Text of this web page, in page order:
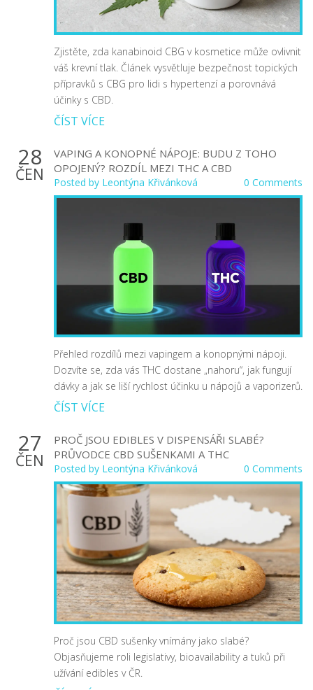
Zjistěte, zda kanabinoid CBG v kosmetice může ovlivnit
váš krevní tlak. Článek vysvětluje bezpečnost topických
přípravků s CBG pro lidi s hypertenzí a porovnává
účinky s CBD.
ČÍST VÍCE
28
ČEN
VAPING A KONOPNÉ NÁPOJE: BUDU Z TOHO
OPOJENÝ? ROZDÍL MEZI THC A CBD
Posted by Leontýna Křivánková 0 Comments
Přehled rozdílů mezi vapingem a konopnými nápoji.
Dozvíte se, zda vás THC dostane „nahoru“, jak fungují
dávky a jak se liší rychlost účinku u nápojů a vaporizerů.
ČÍST VÍCE
27
ČEN
PROČ JSOU EDIBLES V DISPENSÁŘI SLABÉ?
PRŮVODCE CBD SUŠENKAMI A THC
Posted by Leontýna Křivánková 0 Comments
Proč jsou CBD sušenky vnímány jako slabé?
Objasňujeme roli legislativy, bioavailability a tuků při
užívání edibles v ČR.